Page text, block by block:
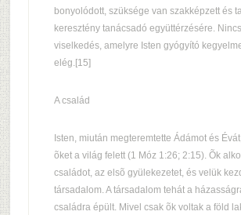
bonyolódott, szüksége van szakképzett és
keresztény tanácsadó együttérzésére.
viselkedés, amelyre Isten gyógyító
elég.[15]
A család
Isten, miután megteremtette Ádámot és
õket a világ felett (1 Móz 1:26; 2:15). Õk
családot, az elsõ gyülekezetet, és velük
társadalom. A társadalom tehát a
családra épült. Mivel csak õk voltak a föld